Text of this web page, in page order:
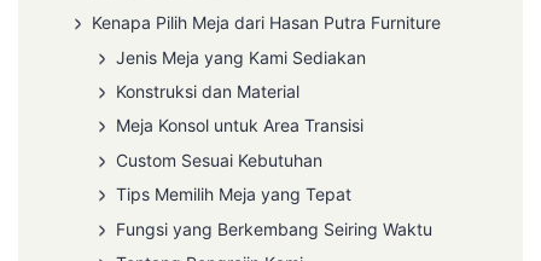
Kenapa Pilih Meja dari Hasan Putra Furniture
Jenis Meja yang Kami Sediakan
Konstruksi dan Material
Meja Konsol untuk Area Transisi
Custom Sesuai Kebutuhan
Tips Memilih Meja yang Tepat
Fungsi yang Berkembang Seiring Waktu